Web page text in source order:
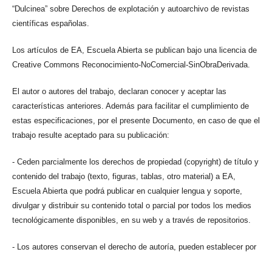
“Dulcinea” sobre Derechos de explotación y autoarchivo de revistas
científicas españolas.
Los artículos de EA, Escuela Abierta se publican bajo una licencia de
Creative Commons Reconocimiento-NoComercial-SinObraDerivada.
El autor o autores del trabajo, declaran conocer y aceptar las
características anteriores. Además para facilitar el cumplimiento de
estas especificaciones, por el presente Documento, en caso de que el
trabajo resulte aceptado para su publicación:
- Ceden parcialmente los derechos de propiedad (copyright) de título y
contenido del trabajo (texto, figuras, tablas, otro material) a EA,
Escuela Abierta que podrá publicar en cualquier lengua y soporte,
divulgar y distribuir su contenido total o parcial por todos los medios
tecnológicamente disponibles, en su web y a través de repositorios.
- Los autores conservan el derecho de autoría, pueden establecer por